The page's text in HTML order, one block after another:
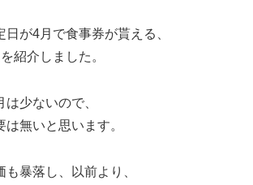
が4月で食事券が貰える、
紹介しました。
少ないので、
無いと思います。
暴落し、以前より、